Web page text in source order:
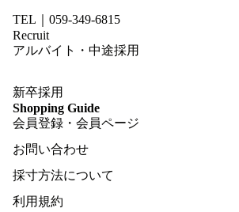
TEL｜059-349-6815
Recruit
アルバイト・中途採用
新卒採用
Shopping Guide
会員登録・会員ページ
お問い合わせ
採寸方法について
利用規約